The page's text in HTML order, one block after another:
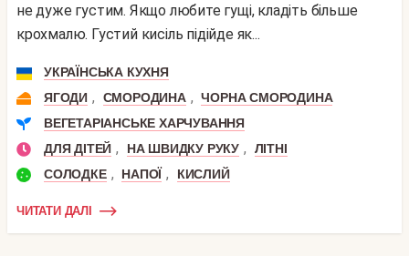
не дуже густим. Якщо любите гущі, кладіть більше
крохмалю. Густий кисіль підійде як...
УКРАЇНСЬКА КУХНЯ
ЯГОДИ , СМОРОДИНА , ЧОРНА СМОРОДИНА
ВЕГЕТАРІАНСЬКЕ ХАРЧУВАННЯ
ДЛЯ ДІТЕЙ , НА ШВИДКУ РУКУ ,
ЛІТНІ
СОЛОДКЕ , НАПОЇ , КИСЛИЙ
ЧИТАТИ ДАЛІ